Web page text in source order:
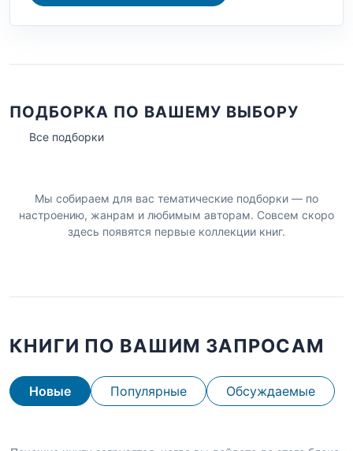
ПОДБОРКА ПО ВАШЕМУ ВЫБОРУ
Все подборки
Мы собираем для вас тематические подборки — по
настроению, жанрам и любимым авторам. Совсем скоро
здесь появятся первые коллекции книг.
КНИГИ ПО ВАШИМ ЗАПРОСАМ
Новые Популярные Обсуждаемые